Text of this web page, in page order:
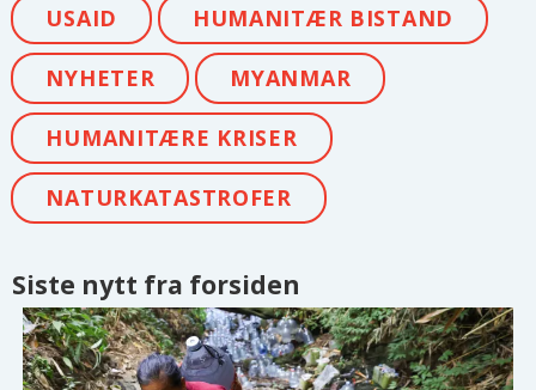
USAID HUMANITÆR BISTAND
NYHETER MYANMAR
HUMANITÆRE KRISER
NATURKATASTROFER
Siste nytt fra forsiden